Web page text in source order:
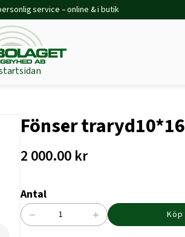
service – online & i butik
Fönser traryd10*16
2 000.00 kr
Antal
Fönser
− + Köp